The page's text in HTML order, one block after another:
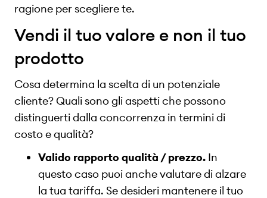
ragione per scegliere te.
Vendi il tuo valore e non il tuo
prodotto
Cosa determina la scelta di un potenziale
cliente? Quali sono gli aspetti che possono
distinguerti dalla concorrenza in termini di
costo e qualità?
Valido rapporto qualità / prezzo. In
questo caso puoi anche valutare di alzare
la tua tariffa. Se desideri mantenere il tuo